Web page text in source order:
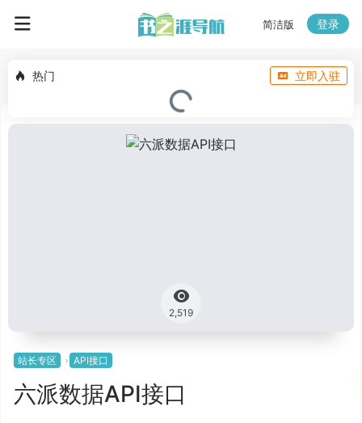
简洁版 登录
热门 立即入驻
2,519
站长专区 API接口
六派数据API接口